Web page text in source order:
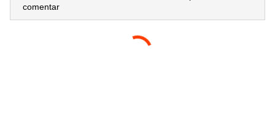
comentar